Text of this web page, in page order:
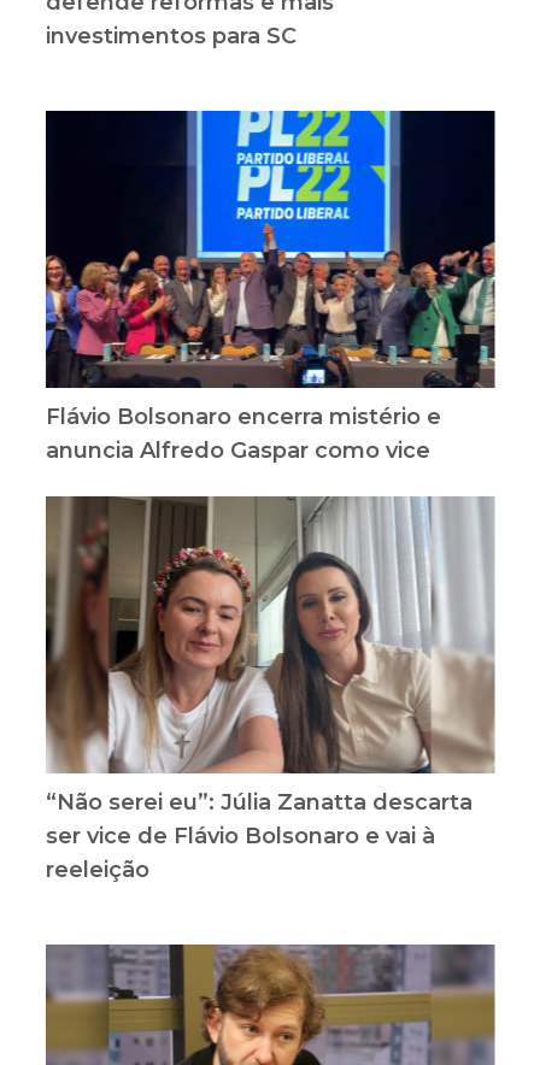
investimentos para SC
Flávio Bolsonaro encerra mistério e
anuncia Alfredo Gaspar como vice
“Não serei eu”: Júlia Zanatta descarta
ser vice de Flávio Bolsonaro e vai à
reeleição